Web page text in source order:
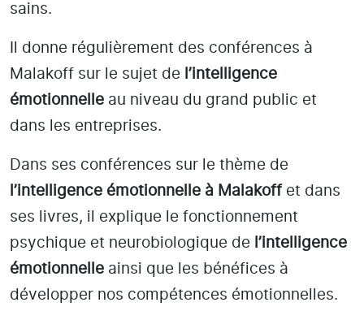
sains.
Il donne régulièrement des conférences à
Malakoff sur le sujet de l’intelligence
émotionnelle au niveau du grand public et
dans les entreprises.
Dans ses conférences sur le thème de
l’intelligence émotionnelle à Malakoff et dans
ses livres, il explique le fonctionnement
psychique et neurobiologique de l’intelligence
émotionnelle ainsi que les bénéfices à
développer nos compétences émotionnelles.